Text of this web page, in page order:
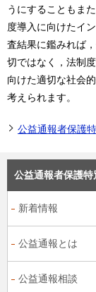
うにすることもま
度導入に向けたイ
査結果に鑑みれば
切ではなく，法制
向けた適切な社会
考えられます。
公益通報者保護
公益通報者保護
新着情報
公益通報とは
公益通報相談